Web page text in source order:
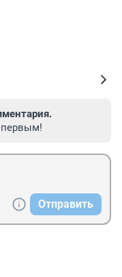
первым!
Отправить